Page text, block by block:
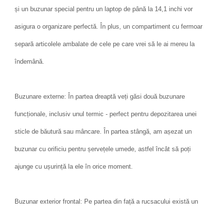
și un buzunar special pentru un laptop de până la 14,1 inchi vor
asigura o organizare perfectă. În plus, un compartiment cu fermoar
separă articolele ambalate de cele pe care vrei să le ai mereu la
îndemână.
Buzunare externe: În partea dreaptă veți găsi două buzunare
funcționale, inclusiv unul termic - perfect pentru depozitarea unei
sticle de băutură sau mâncare. În partea stângă, am așezat un
buzunar cu orificiu pentru șervețele umede, astfel încât să poți
ajunge cu ușurință la ele în orice moment.
Buzunar exterior frontal: Pe partea din față a rucsacului există un